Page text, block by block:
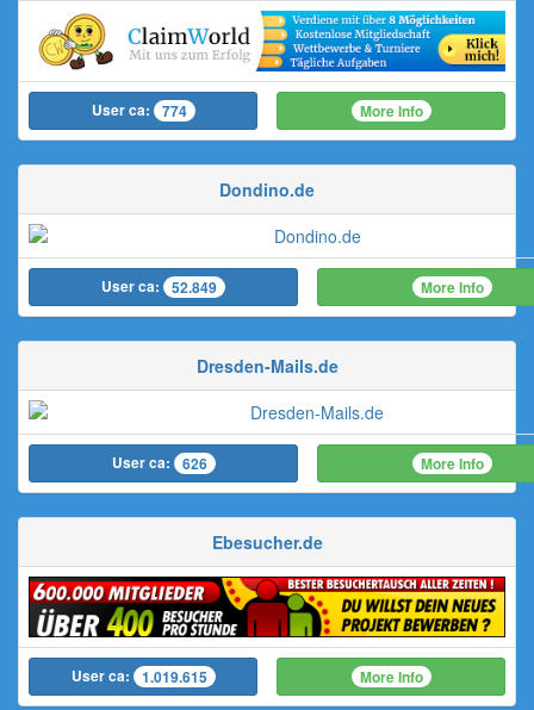
User ca: 774 More Info
Dondino.de
User ca: 52.849 More Info
Dresden-Mails.de
User ca: 626 More Info
Ebesucher.de
User ca: 1.019.615 More Info